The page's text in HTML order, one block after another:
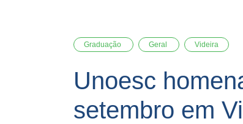
Graduação Geral Videira
Unoesc
setembro em